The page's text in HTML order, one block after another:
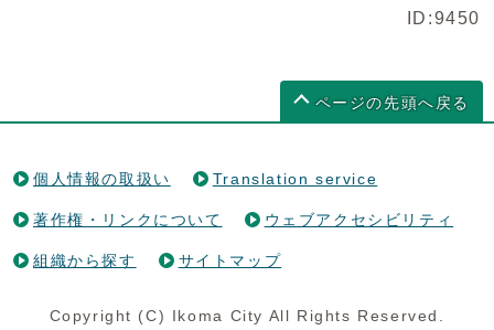
ID:9450
ページの先頭へ戻る
個人情報の取扱い Translation service
著作権・リンクについて ウェブアクセシビリティ
組織から探す サイトマップ
Copyright (C) Ikoma City All Rights Reserved.